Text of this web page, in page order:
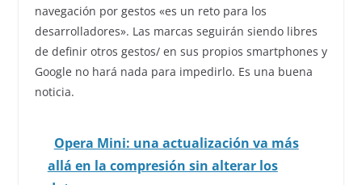
navegación por gestos «es un reto para los
desarrolladores». Las marcas seguirán siendo libres
de definir otros gestos/ en sus propios smartphones y
Google no hará nada para impedirlo. Es una buena
noticia.
Opera Mini: una actualización va más
allá en la compresión sin alterar los